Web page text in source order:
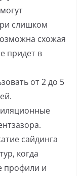
слишком
схожая
придет в
от 2 до 5
сайдинга
когда
профили и